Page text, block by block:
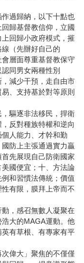
過歸納，以下十點也
歸基督教信仰，立國
回歸小政府模式，摧
（先辦好自己的
層面尊重基督教保守
同男女兩種性別
減少干預，走自由市
、支持基於對等原則
驅逐非法移民，捍衛
反對種族特權和逆向
人能力、才幹和勤
防上主張通過實力贏
先展現自己防衛國家
國便宜；十、方法論
和習慣法傳統；價值
有限，膜拜上帝而不
，感召無數人凝聚在
浩大的MAGA運動。他
有草根、有專家有平
偉大」聚焦的不僅僅